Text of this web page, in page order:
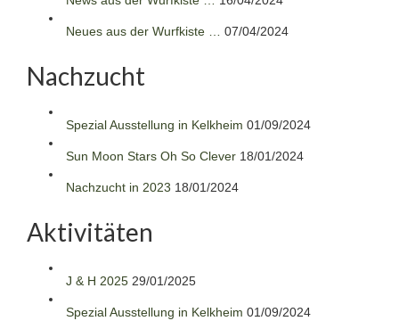
Neues aus der Wurfkiste … 07/04/2024
Nachzucht
Spezial Ausstellung in Kelkheim 01/09/2024
Sun Moon Stars Oh So Clever 18/01/2024
Nachzucht in 2023 18/01/2024
Aktivitäten
J & H 2025 29/01/2025
Spezial Ausstellung in Kelkheim 01/09/2024